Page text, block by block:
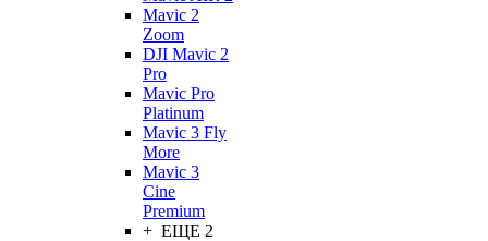
Mavic 2
Zoom
DJI Mavic 2
Pro
Mavic Pro
Platinum
Mavic 3 Fly
More
Mavic 3
Cine
Premium
+ ЕЩЕ 2